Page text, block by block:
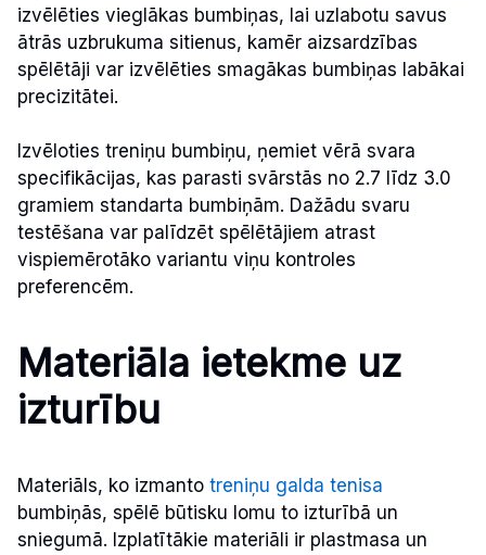
izvēlēties vieglākas bumbiņas, lai uzlabotu savus
ātrās uzbrukuma sitienus, kamēr aizsardzības
spēlētāji var izvēlēties smagākas bumbiņas labākai
precizitātei.
Izvēloties treniņu bumbiņu, ņemiet vērā svara
specifikācijas, kas parasti svārstās no 2.7 līdz 3.0
gramiem standarta bumbiņām. Dažādu svaru
testēšana var palīdzēt spēlētājiem atrast
vispiemērotāko variantu viņu kontroles
preferencēm.
Materiāla ietekme uz
izturību
Materiāls, ko izmanto treniņu galda tenisa
bumbiņās, spēlē būtisku lomu to izturībā un
sniegumā. Izplatītākie materiāli ir plastmasa un